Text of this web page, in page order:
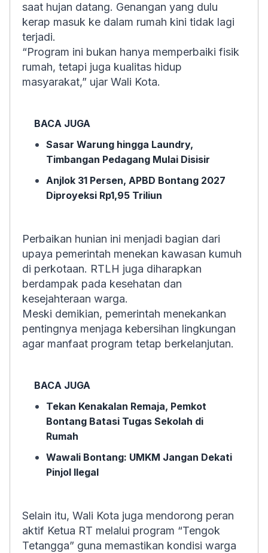
saat hujan datang. Genangan yang dulu
kerap masuk ke dalam rumah kini tidak lagi
terjadi.
“Program ini bukan hanya memperbaiki fisik
rumah, tetapi juga kualitas hidup
masyarakat,” ujar Wali Kota.
BACA JUGA
Sasar Warung hingga Laundry,
Timbangan Pedagang Mulai Disisir
Anjlok 31 Persen, APBD Bontang 2027
Diproyeksi Rp1,95 Triliun
Perbaikan hunian ini menjadi bagian dari
upaya pemerintah menekan kawasan kumuh
di perkotaan. RTLH juga diharapkan
berdampak pada kesehatan dan
kesejahteraan warga.
Meski demikian, pemerintah menekankan
pentingnya menjaga kebersihan lingkungan
agar manfaat program tetap berkelanjutan.
BACA JUGA
Tekan Kenakalan Remaja, Pemkot
Bontang Batasi Tugas Sekolah di
Rumah
Wawali Bontang: UMKM Jangan Dekati
Pinjol Ilegal
Selain itu, Wali Kota juga mendorong peran
aktif Ketua RT melalui program “Tengok
Tetangga” guna memastikan kondisi warga